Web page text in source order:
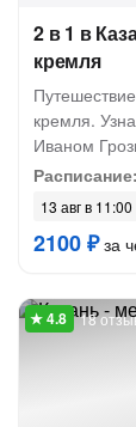
2 в 1 в
кремля
кремля.
Иваном
Расписание:
13 авг в 11:00
2100 ₽за
18